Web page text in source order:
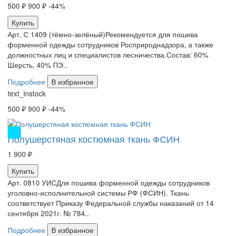
500 ₽ 900 ₽ -44%
Купить
Арт. С 1409 (тёмно-зелёный)Рекомендуется для пошива
форменной одежды сотрудников Росприроднадзора, а также
должностных лиц и специалистов лесничества.Состав: 60%
Шерсть, 40% ПЭ..
Подробнее
В избранное
text_instock
500 ₽ 900 ₽ -44%
Полушерстяная костюмная ткань ФСИН
1 900 ₽
Купить
Арт. 0810 УИСДля пошива форменной одежды сотрудников
уголовно-исполнительной системы РФ (ФСИН). Ткань
соответствует Приказу Федеральной службы наказаний от 14
сентября 2021г. № 784..
Подробнее
В избранное